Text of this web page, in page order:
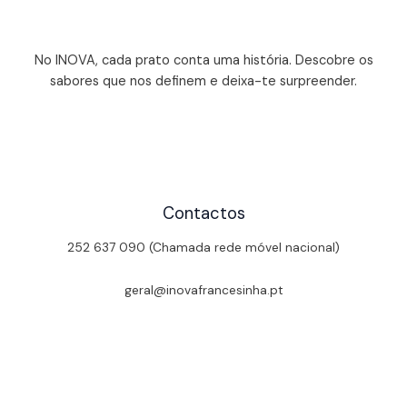
No INOVA, cada prato conta uma história. Descobre os
sabores que nos definem e deixa-te surpreender.
Contactos
252 637 090 (Chamada rede móvel nacional)
geral@inovafrancesinha.pt